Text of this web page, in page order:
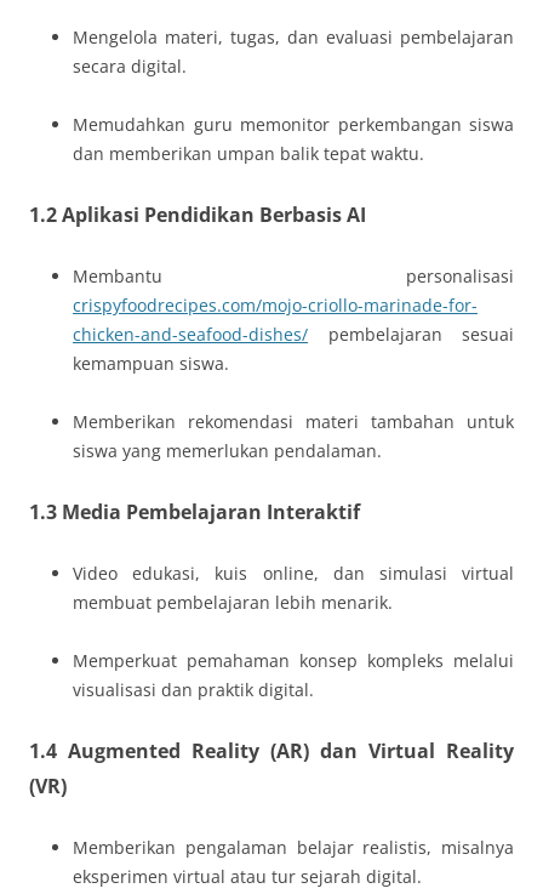
Mengelola materi, tugas, dan evaluasi pembelajaran
secara digital.
Memudahkan guru memonitor perkembangan siswa
dan memberikan umpan balik tepat waktu.
1.2 Aplikasi Pendidikan Berbasis AI
Membantu personalisasi
crispyfoodrecipes.com/mojo-criollo-marinade-for-
chicken-and-seafood-dishes/ pembelajaran sesuai
kemampuan siswa.
Memberikan rekomendasi materi tambahan untuk
siswa yang memerlukan pendalaman.
1.3 Media Pembelajaran Interaktif
Video edukasi, kuis online, dan simulasi virtual
membuat pembelajaran lebih menarik.
Memperkuat pemahaman konsep kompleks melalui
visualisasi dan praktik digital.
1.4 Augmented Reality (AR) dan Virtual Reality
(VR)
Memberikan pengalaman belajar realistis, misalnya
eksperimen virtual atau tur sejarah digital.